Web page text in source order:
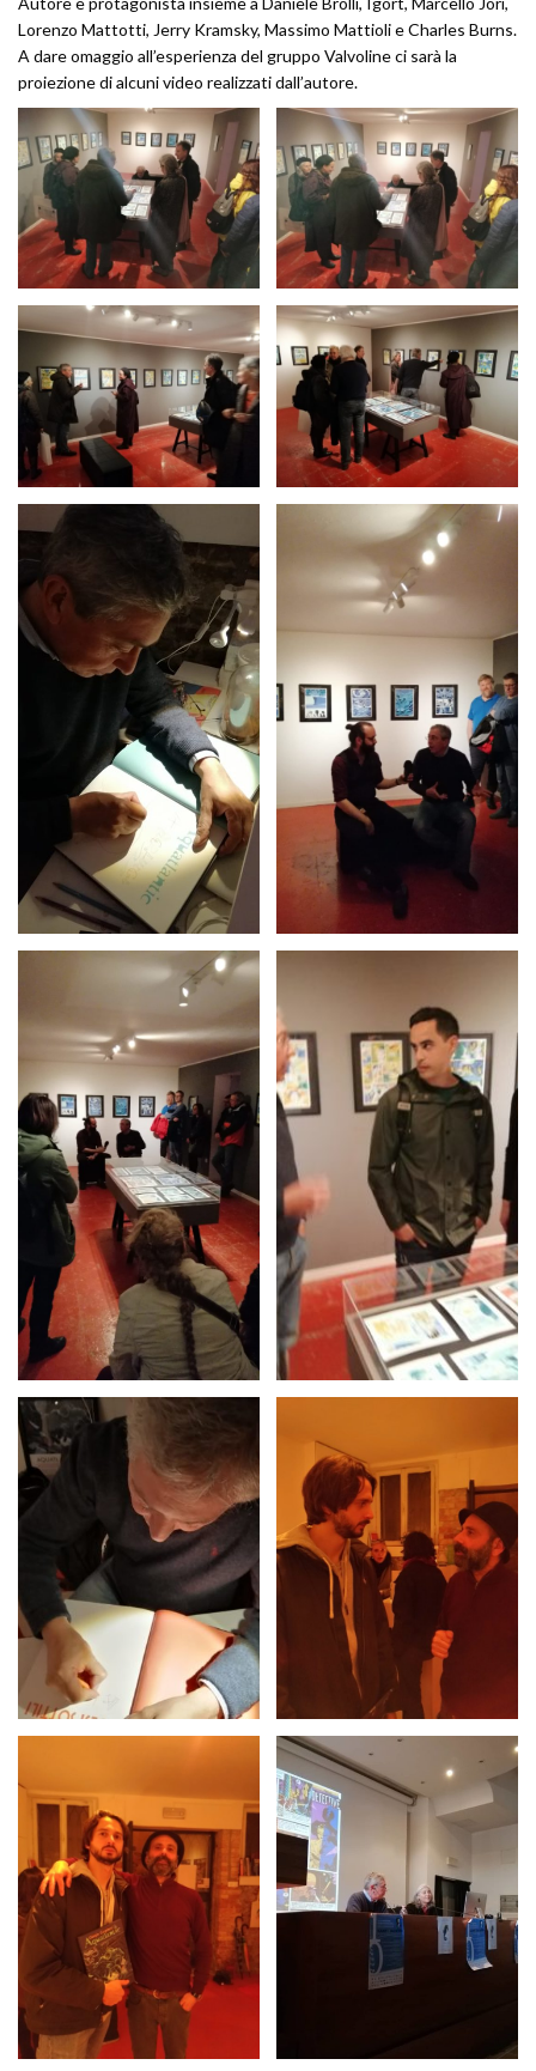
Lorenzo Mattotti, Jerry Kramsky, Massimo Mattioli e Charles Burns.
A dare omaggio all’esperienza del gruppo Valvoline ci sarà la
proiezione di alcuni video realizzati dall’autore.